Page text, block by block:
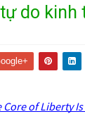
do kinh
Core of Liberty